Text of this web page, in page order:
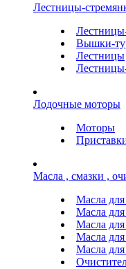
Лестницы-
Вышки-
Лестницы
Лодочные моторы
Моторы
Масла , смазки ,
Масла для
Масла
Масла
Масла
Масла